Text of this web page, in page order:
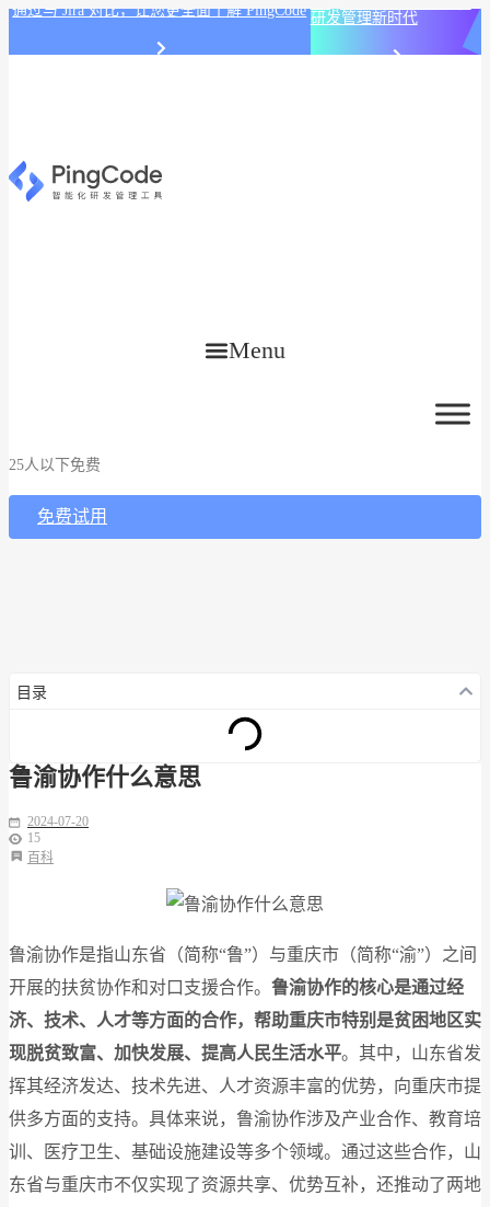
通过与 Jira 对比，让您更全面了解 PingCode 研发管理新时代
Menu
25人以下免费
免费试用
目录
鲁渝协作什么意思
2024-07-20
15
百科
鲁渝协作是指山东省（简称“鲁”）与重庆市（简称“渝”）之间
开展的扶贫协作和对口支援合作。 鲁渝协作的核心是通过经
济、技术、人才等方面的合作，帮助重庆市特别是贫困地区实
现脱贫致富、加快发展、提高人民生活水平。其中，山东省发
挥其经济发达、技术先进、人才资源丰富的优势，向重庆市提
供多方面的支持。具体来说，鲁渝协作涉及产业合作、教育培
训、医疗卫生、基础设施建设等多个领域。通过这些合作，山
东省与重庆市不仅实现了资源共享、优势互补，还推动了两地